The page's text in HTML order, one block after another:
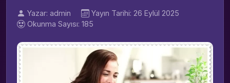
Yazar: admin
Yayın Tarihi: 26 Eylül 2025
Okunma Sayısı: 185